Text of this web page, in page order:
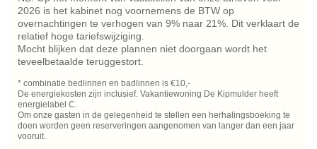
2026 is het kabinet nog voornemens de BTW op
overnachtingen te verhogen van 9% naar 21%. Dit verklaart de
relatief hoge tariefswijziging.
Mocht blijken dat deze plannen niet doorgaan wordt het
teveelbetaalde teruggestort.
* combinatie bedlinnen en badlinnen is €10,-
De energiekosten zijn inclusief. Vakantiewoning De Kipmulder heeft
energielabel C.
Om onze gasten in de gelegenheid te stellen een herhalingsboeking te
doen worden geen reserveringen aangenomen van langer dan een jaar
vooruit.